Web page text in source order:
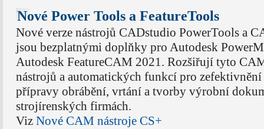
Nové Power Tools a FeatureTools
Nové verze nástrojů CADstudio PowerTools a
jsou bezplatnými doplňky pro Autodesk
Autodesk FeatureCAM 2021. Rozšiřují tyto
nástrojů a automatických funkcí pro zefektivnění
přípravy obrábění, vrtání a tvorby výrobní
strojírenských firmách.
Viz Nové CAM nástroje CS+